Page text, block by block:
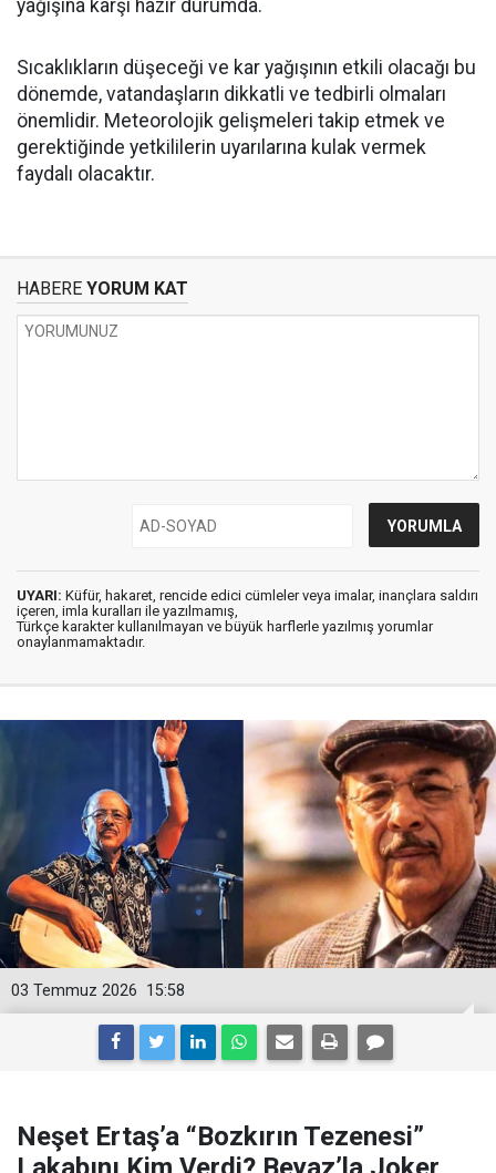
yağışına karşı hazır durumda.
Sıcaklıkların düşeceği ve kar yağışının etkili olacağı bu
dönemde, vatandaşların dikkatli ve tedbirli olmaları
önemlidir. Meteorolojik gelişmeleri takip etmek ve
gerektiğinde yetkililerin uyarılarına kulak vermek
faydalı olacaktır.
HABERE YORUM KAT
UYARI: Küfür, hakaret, rencide edici cümleler veya imalar, inançlara saldırı
içeren, imla kuralları ile yazılmamış,
Türkçe karakter kullanılmayan ve büyük harflerle yazılmış yorumlar
onaylanmamaktadır.
15:58
03 Temmuz 2026
Neşet Ertaş’a “Bozkırın Tezenesi”